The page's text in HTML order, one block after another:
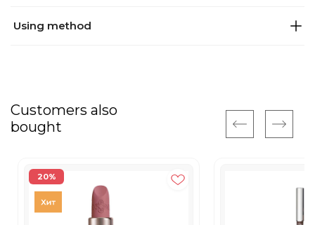
Using method
Customers also
bought
20%